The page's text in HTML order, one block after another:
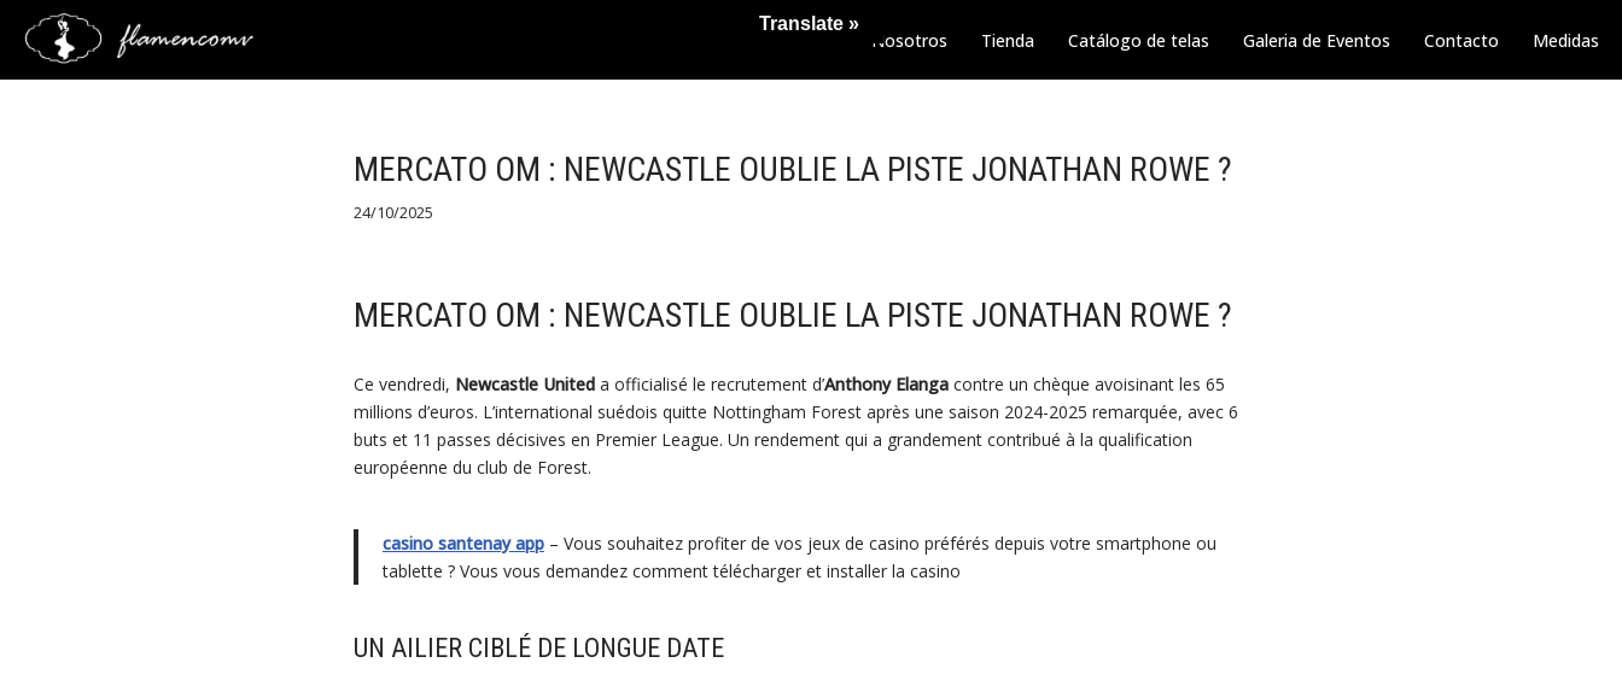
Saltar
Nosotros Tienda Catálogo de telas Galeria de Eventos Contacto Medidas
MERCATO OM : NEWCASTLE OUBLIE LA PISTE JONATHAN ROWE ?
24/10/2025
MERCATO OM : NEWCASTLE OUBLIE LA PISTE JONATHAN ROWE ?
Ce vendredi, Newcastle Uniteda officialisé le recrutement d’Anthony Elangacontre un chèque avoisinant les 65
millions d’euros. L’international suédois quitte Nottingham Forest après une saison 2024-2025 remarquée, avec 6
buts et 11 passes décisives en Premier League. Un rendement qui a grandement contribué à la qualification
européenne du club de Forest.
casino santenay app– Vous souhaitez profiter de vos jeux de casino préférés depuis votre smartphone ou
tablette ? Vous vous demandez comment télécharger et installer la casino
UN AILIER CIBLÉ DE LONGUE DATE
Translate »